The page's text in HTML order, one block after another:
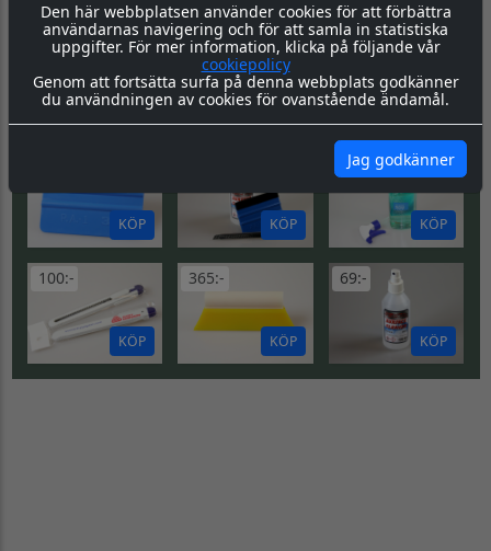
Den här webbplatsen använder cookies för att förbättra
användarnas navigering och för att samla in statistiska
uppgifter. För mer information, klicka på följande vår
cookiepolicy
Genom att fortsätta surfa på denna webbplats godkänner
du användningen av cookies för ovanstående ändamål.
Jag godkänner
Datorskuren dekal Logo Rimor
Gå till Logo Rimor
Printad dekal Logo Rimor
Gå till Logo Rimor
DU KANSKE OCKSÅ
BEHÖVER...
SE
KÖP KÖP
280:-
KÖP
100:-
KÖP
365:-
KÖP
69:-
KÖP